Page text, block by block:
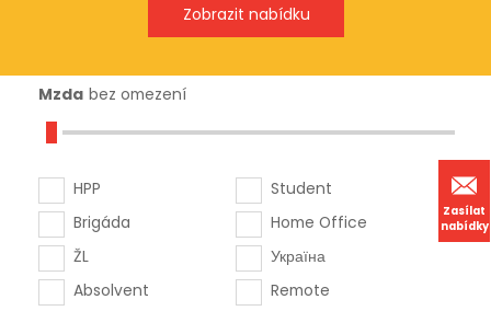
Zasílat
nabídky
Mzda bez omezení
HPP
Brigáda
ŽL
Absolvent
Student
Home Office
Україна
Remote